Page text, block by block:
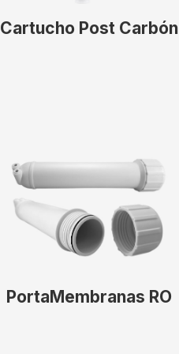
Cartucho Post Carbón
PortaMembranas RO